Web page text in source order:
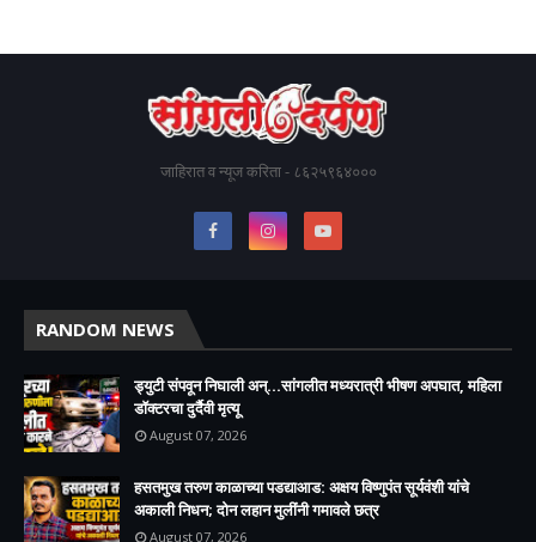
जाहिरात व न्यूज करिता - ८६२५९६४०००
RANDOM NEWS
ड्युटी संपवून निघाली अन्...सांगलीत मध्यरात्री भीषण अपघात, महिला
डॉक्टरचा दुर्दैवी मृत्यू
August 07, 2026
हसतमुख तरुण काळाच्या पडद्याआड: अक्षय विष्णुपंत सूर्यवंशी यांचे
अकाली निधन; दोन लहान मुलींनी गमावले छत्र
August 07, 2026